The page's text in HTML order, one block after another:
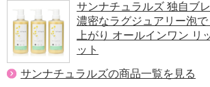
サンナチュラルズ 独自ブ
濃密なラグジュアリー泡
上がり オールインワン リ
ット
サンナチュラルズの商品一覧を見る